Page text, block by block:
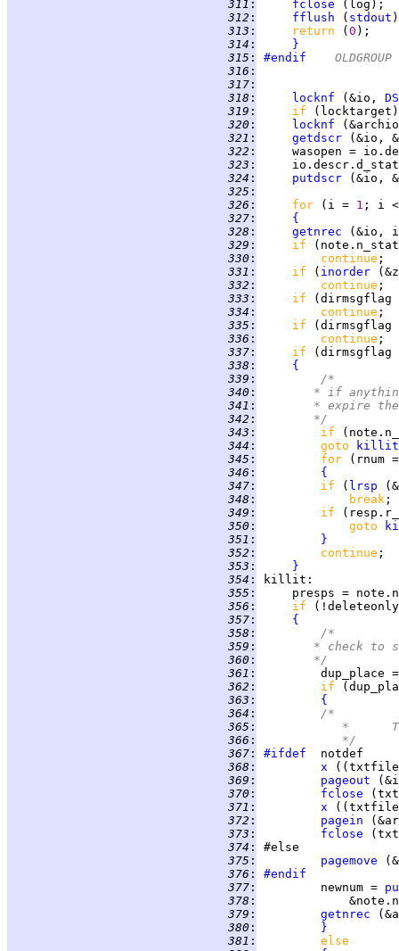
311 : fclose
312 : fflush ( stdout
313 : return ( 0
314 :
}
315 : #endif
	OLDGROUP
316 :
317 :
318 : locknf (&io,
319 : if
320 : locknf
321 :
getdscr
322 :
wasopen =
323 :
324 :
putdscr
325 :
326 : for (i = 1
327 :
{
328 :
getnrec
329 : if
330 : continue
331 : if ( inorder
332 : continue
333 : if
(dirmsgflag
334 : continue
335 : if
(dirmsgflag
336 : continue
337 : if
(dirmsgflag
338 :
{
339 :
/*
340 :
* if
341 :
* expire
342 :
	     */
343 : if
344 : goto
killit
345 : for
(rnum
346 :
{
347 : if ( lrsp
348 : break
349 : if
350 : goto
351 :
}
352 : continue
353 :
}
354 : killit
355 :
presps
356 : if
357 :
{
358 :
/*
359 :
* check to
360 :
	     */
361 :
dup_place
362 : if
363 :
{
364 :
/*
365 :
366 :
		 */
367 : #ifdef
368 : x
369 :
pageout
370 :
fclose
371 : x
372 :
pagein
373 :
fclose
374 :
375 : pagemove
376 :
#endif
377 :
         newnum =
378 :
379 : getnrec
380 :
}
381 :
else